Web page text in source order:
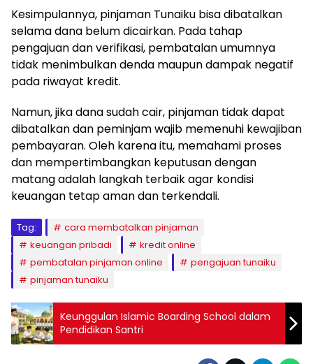
Kesimpulannya, pinjaman Tunaiku bisa dibatalkan
selama dana belum dicairkan. Pada tahap
pengajuan dan verifikasi, pembatalan umumnya
tidak menimbulkan denda maupun dampak negatif
pada riwayat kredit.
Namun, jika dana sudah cair, pinjaman tidak dapat
dibatalkan dan peminjam wajib memenuhi kewajiban
pembayaran. Oleh karena itu, memahami proses
dan mempertimbangkan keputusan dengan
matang adalah langkah terbaik agar kondisi
keuangan tetap aman dan terkendali.
Tag:
cara membatalkan pinjaman
keuangan pribadi
kredit online
pembatalan pinjaman online
pengajuan tunaiku
pinjaman tunaiku
Keunggulan Islamic Boarding School dalam
Pendidikan Santri